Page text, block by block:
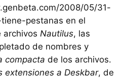
2008/05/31-
pestanas en el
archivos Nautilus, las
de nombres y
compacta de los archivos.
extensiones a Deskbar, de